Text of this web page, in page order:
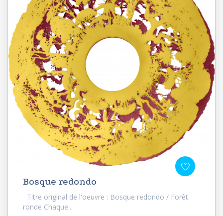
Bosque redondo
Titre original de l'oeuvre : Bosque redondo / Forêt
ronde Chaque...